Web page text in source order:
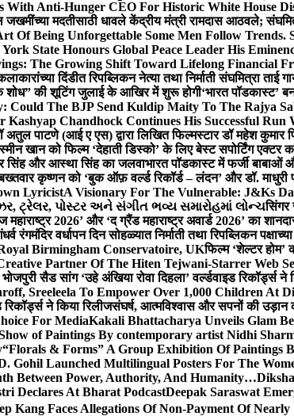
Anti-Hunger CEO For Historic White House
जखमींच्या मदतीसाठी धावले केंद्रीय मंत्री रामदास आठवले;
Being Unforgettable Some Men Follow Trends.
York State Honours Global Peace Leader His
The Growing Shift Toward Lifelong Financial
दिंडीत रिपब्लिकन नेत्या तथा निर्माती संघमित्रा ताई
शोध” की शूटिंग जुलाई के आखिर में शुरू होगी‘भारत पॉडकास्ट’
The BJP Send Kuldip Maity To The Rajya
Kashyap Chandhock Continues His Successful Run
डॉ अतुल पाटणे (आई ए एस) द्वारा लिखित फिल्मस्टार डॉ महेश
खान को फिल्म ‘देहाती डिस्को’ के लिए बेस्ट सपोर्टिंग एक्टर
सिंह और आस्था सिंह का जलवाभारत पॉडकास्ट में फर्जी बाबाओं
कृष्णन को ‘बुक ऑफ़ वर्ल्ड रिकॉर्ड – लंदन’ और डॉ. माधुरी
LyricistA Visionary For The Vulnerable: J&Ks
ટ્રેલર, પોસ્ટર અને સંગીત ભવ્ય સમારોહમાં લોન્ચसिंगर
2026’ और ‘द ग्रैंड महाराष्ट्र अवार्ड 2026’ का
रंगमंदिर वर्धापन दिन सोहळ्यात निर्माती तथा रिपब्लिकन
Birmingham Conservatoire, UKफिल्म ‘शेल्टर होम’
Partner Of The Hiten Tejwani-Starrer Web
सैड सांग ‘उहे अंखिया रोवा दिहला’ वर्ल्डवाइड रिकॉर्ड्स ने
Sreeleela To Empower Over 1,000 Children At
ने किया रिलीजसंघर्ष, आत्मविश्वास और सपनों की उड़ान
For MediaKakali Bhattacharya Unveils Glam
of Paintings By contemporary artist Nidhi
“Florals & Forms” A Group Exhibition Of Paintings
Gohil Launched Multilingual Posters For The
Between Power, Authority, And Humanity…
Declares At Bharat PodcastDeepak Saraswat
Kang Faces Allegations Of Non-Payment Of